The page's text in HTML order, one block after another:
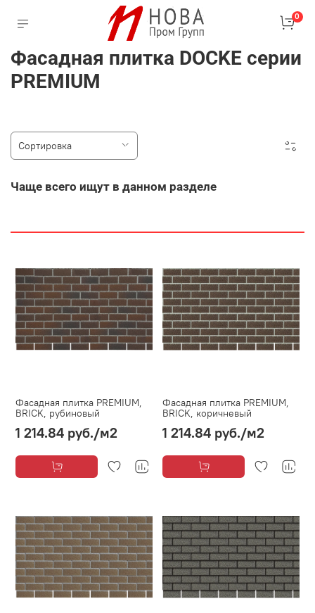
0
Фасадная плитка DOCKE серии
PREMIUM
Чаще всего ищут в данном разделе
Фасадная плитка PREMIUM,
BRICK, рубиновый
1 214.84 руб./м2
Фасадная плитка PREMIUM,
BRICK, коричневый
1 214.84 руб./м2